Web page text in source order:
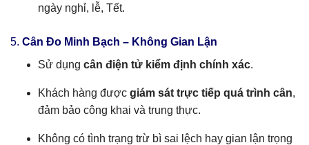
ngày nghỉ, lễ, Tết.
5. Cân Đo Minh Bạch – Không Gian Lận
Sử dụng cân điện tử kiểm định chính xác.
Khách hàng được giám sát trực tiếp quá trình cân,
đảm bảo công khai và trung thực.
Không có tình trạng trừ bì sai lệch hay gian lận trọng